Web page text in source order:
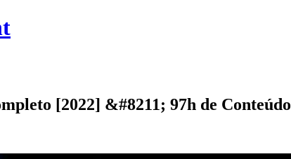
[2022] &#8211; 97h de Conteúdo